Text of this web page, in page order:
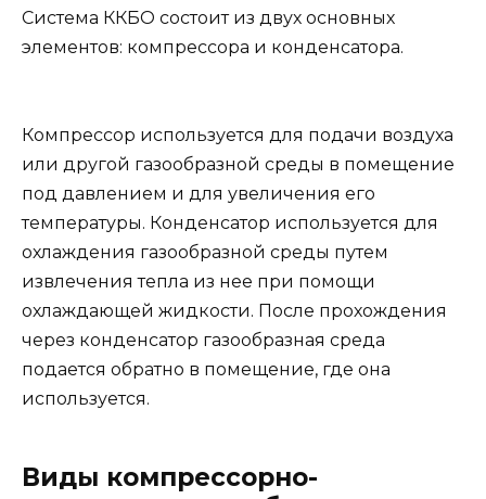
Система ККБО состоит из двух основных
элементов: компрессора и конденсатора.
Компрессор используется для подачи воздуха
или другой газообразной среды в помещение
под давлением и для увеличения его
температуры. Конденсатор используется для
охлаждения газообразной среды путем
извлечения тепла из нее при помощи
охлаждающей жидкости. После прохождения
через конденсатор газообразная среда
подается обратно в помещение, где она
используется.
Виды компрессорно-